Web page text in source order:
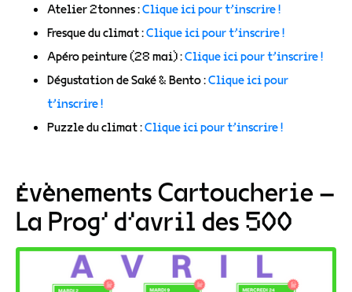
Atelier 2tonnes :Clique ici pour t’inscrire !
Fresque du climat :Clique ici pour t’inscrire !
Apéro peinture (28 mai) :Clique ici pour t’inscrire !
Dégustation de Saké & Bento :Clique ici pour
t’inscrire !
Puzzle du climat :Clique ici pour t’inscrire !
Évènements Cartoucherie –
La Prog’ d’avril des 500